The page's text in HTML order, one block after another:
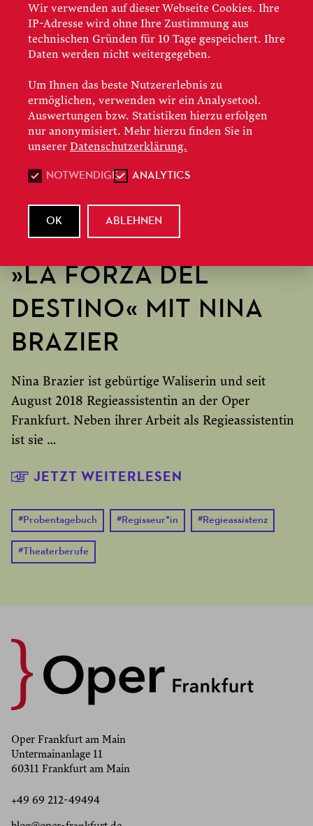
HINTER DEN KULISSEN
PROBENTAGEBUCH:
»LA FORZA DEL
DESTINO« MIT NINA
BRAZIER
Nina Brazier ist gebürtige Waliserin und seit
August 2018 Regieassistentin an der Oper
Frankfurt. Neben ihrer Arbeit als Regieassistentin
ist sie …
JETZT WEITERLESEN
#Probentagebuch #Regisseur*in #Regieassistenz
# Theaterberufe
Oper Frankfurt am Main
Untermainanlage 11
60311 Frankfurt am Main
+49 69 212-49494
Wir verwenden auf dieser Webseite Cookies. Ihre
IP-Adresse wird ohne Ihre Zustimmung aus
technischen Gründen für 10 Tage gespeichert. Ihre
Daten werden nicht weitergegeben.
Um Ihnen das beste Nutzererlebnis zu
ermöglichen, verwenden wir ein Analysetool.
Auswertungen bzw. Statistiken hierzu erfolgen
nur anonymisiert. Mehr hierzu finden Sie in
unserer Datenschutzerklärung.
NOTWENDIGE ANALYTICS
OK ABLEHNEN